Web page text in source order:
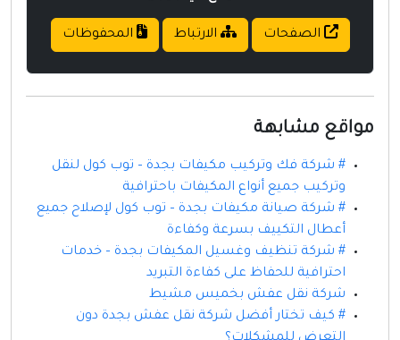
الصفحات الارتباط المحفوظات
مواقع مشابهة
# شركة فك وتركيب مكيفات بجدة – توب كول لنقل
وتركيب جميع أنواع المكيفات باحترافية
# شركة صيانة مكيفات بجدة – توب كول لإصلاح جميع
أعطال التكييف بسرعة وكفاءة
# شركة تنظيف وغسيل المكيفات بجدة – خدمات
احترافية للحفاظ على كفاءة التبريد
شركة نقل عفش بخميس مشيط
# كيف تختار أفضل شركة نقل عفش بجدة دون